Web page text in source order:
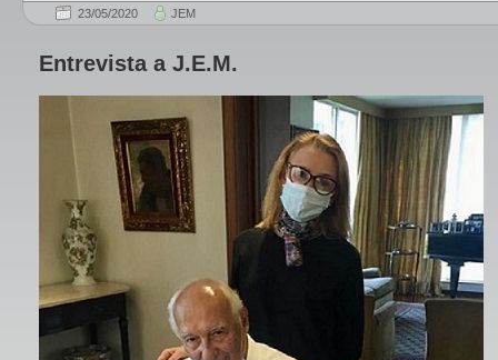
23/05/2020 JEM
Entrevista a J.E.M.